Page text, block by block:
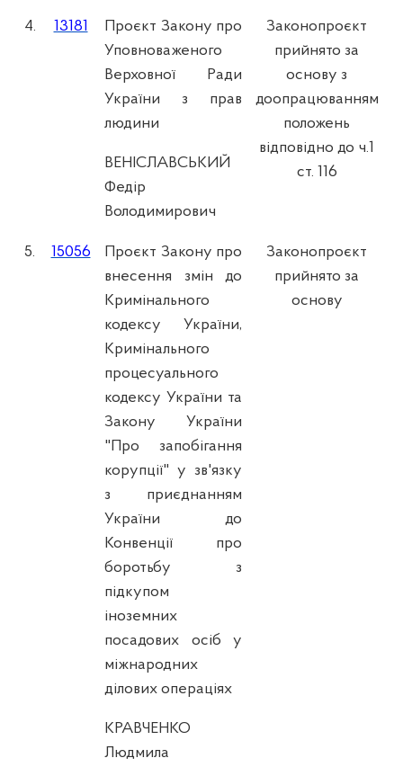
4. 13181
Проєкт Закону про
Уповноваженого
Верховної Ради
України з прав
людини
ВЕНІСЛАВСЬКИЙ
Федір
Володимирович
Законопроєкт
прийнято за
основу з
доопрацюванням
положень
відповідно до ч.1
ст. 116
5. 15056
Проєкт Закону про
внесення змін до
Кримінального
кодексу України,
Кримінального
процесуального
кодексу України та
Закону України
"Про запобігання
корупції" у зв'язку
з приєднанням
України до
Конвенції про
боротьбу з
підкупом
іноземних
посадових осіб у
міжнародних
ділових операціях
КРАВЧЕНКО
Людмила
Законопроєкт
прийнято за
основу